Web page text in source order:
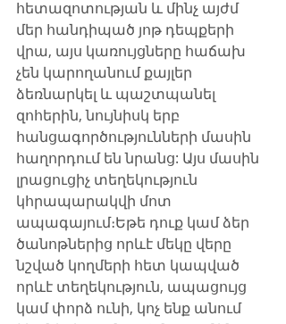
հետազոտության և մինչ այժմ
մեր հանդիպած յոթ դեպքերի
վրա, այս կառույցները հաճախ
չեն կարողանում քայլեր
ձեռնարկել և պաշտպանել
զոհերին, նույնիսկ երբ
հանցագործությունների մասին
հաղորդում են նրանց: Այս մասին
լրացուցիչ տեղեկություն
կհրապարակվի մոտ
ապագայում։Եթե դուք կամ ձեր
ծանոթներից որևէ մեկը վերը
նշված կողմերի հետ կապված
որևէ տեղեկություն, ապացույց
կամ փորձ ունի, կոչ ենք անում